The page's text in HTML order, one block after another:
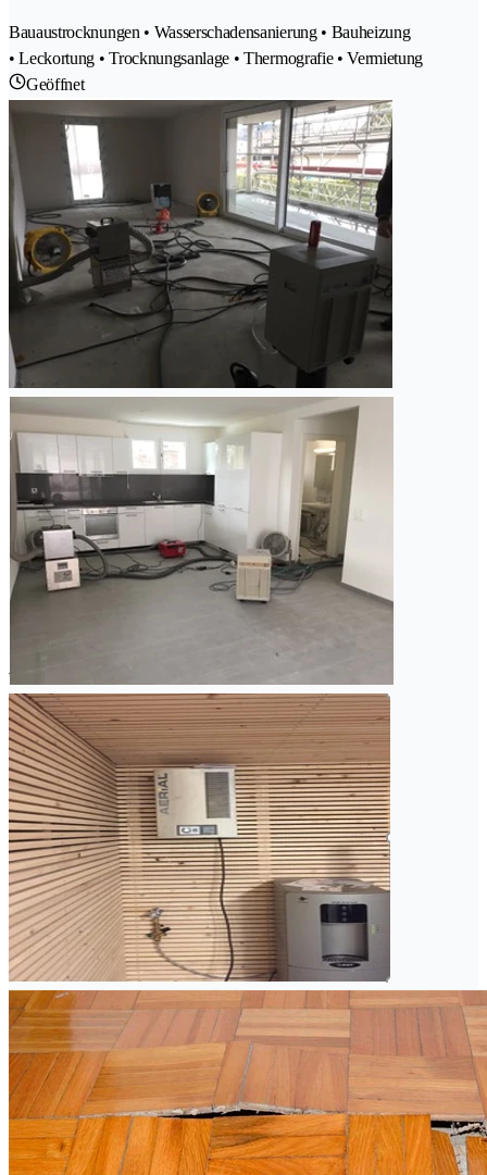
Bauaustrocknungen • Wasserschadensanierung • Bauheizung
• Leckortung • Trocknungsanlage • Thermografie • Vermietung
Geöffnet